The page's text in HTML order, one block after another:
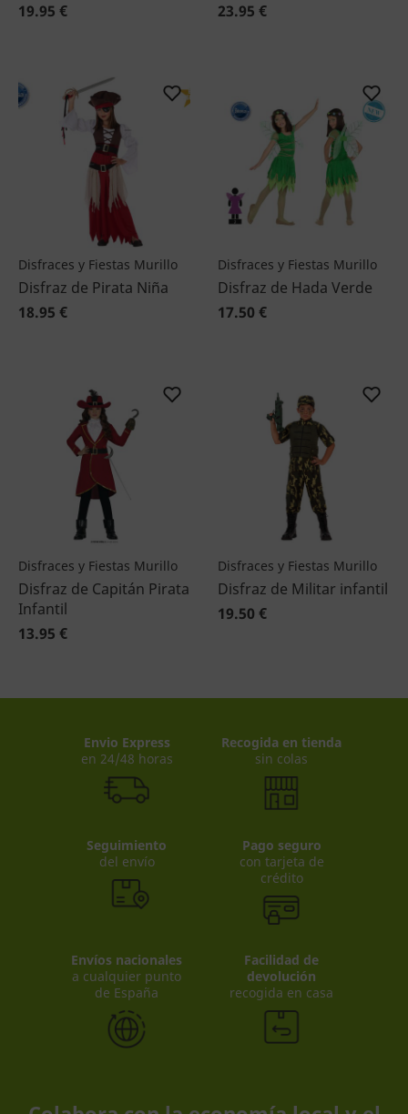
19.95 € 23.95 €
Disfraces y Fiestas Murillo
Disfraz de Pirata Niña
18.95 €
Disfraces y Fiestas Murillo
Disfraz de Hada Verde
17.50 €
Disfraces y Fiestas Murillo
Disfraz de Capitán Pirata
Infantil
13.95 €
Disfraces y Fiestas Murillo
Disfraz de Militar infantil
19.50 €
Envio Express
en 24/48 horas
Recogida en tienda
sin colas
Seguimiento
del envío
Pago seguro
con tarjeta de
crédito
Envíos nacionales
a cualquier punto
de España
Facilidad de
devolución
recogida en casa